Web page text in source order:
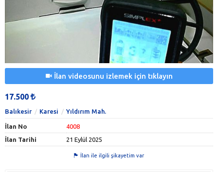
İlan videosunu izlemek için tıklayın
17.500
Balıkesir Karesi Yıldırım Mah.
İlan No
4008
İlan Tarihi
21 Eylül 2025
İlan ile ilgili şikayetim var